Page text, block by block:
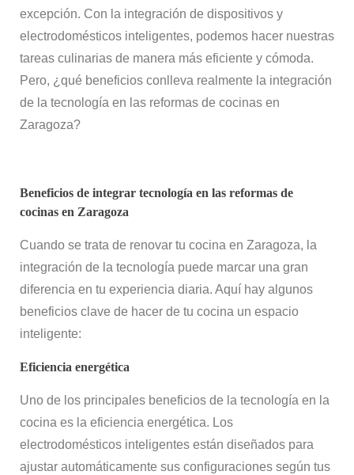
excepción. Con la integración de dispositivos y
electrodomésticos inteligentes, podemos hacer nuestras
tareas culinarias de manera más eficiente y cómoda.
Pero, ¿qué beneficios conlleva realmente la integración
de la tecnología en las reformas de cocinas en
Zaragoza?
Beneficios de integrar tecnología en las reformas de
cocinas en Zaragoza
Cuando se trata de renovar tu cocina en Zaragoza, la
integración de la tecnología puede marcar una gran
diferencia en tu experiencia diaria. Aquí hay algunos
beneficios clave de hacer de tu cocina un espacio
inteligente:
Eficiencia energética
Uno de los principales beneficios de la tecnología en la
cocina es la eficiencia energética. Los
electrodomésticos inteligentes están diseñados para
ajustar automáticamente sus configuraciones según tus